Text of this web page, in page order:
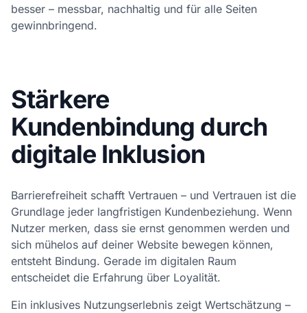
besser – messbar, nachhaltig und für alle Seiten
gewinnbringend.
Stärkere
Kundenbindung durch
digitale Inklusion
Barrierefreiheit schafft Vertrauen – und Vertrauen ist die
Grundlage jeder langfristigen Kundenbeziehung. Wenn
Nutzer merken, dass sie ernst genommen werden und
sich mühelos auf deiner Website bewegen können,
entsteht Bindung. Gerade im digitalen Raum
entscheidet die Erfahrung über Loyalität.
Ein inklusives Nutzungserlebnis zeigt Wertschätzung –